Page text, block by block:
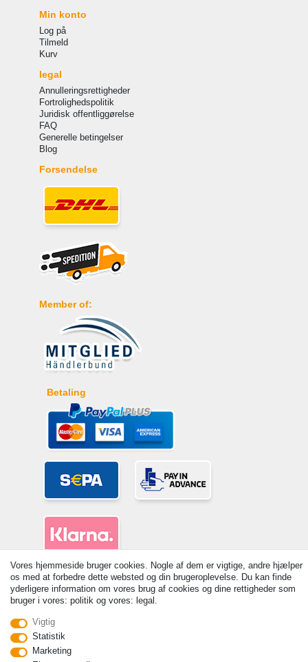
Min konto
Log på
Tilmeld
Kurv
legal
Annulleringsrettigheder
Fortrolighedspolitik
Juridisk offentliggørelse
FAQ
Generelle betingelser
Blog
Forsendelse
Member of:
Betaling
© Copyright 2026 | Alle rettigheder forbeholdes. - Prices incl. VAT. 19%
VAT Basic prices see article detail | * Applies to deliveries to the UK!
Withdraw from contract here
Vores hjemmeside bruger cookies. Nogle af dem er vigtige, andre hjælper
os med at forbedre dette websted og din brugeroplevelse. Du kan finde
yderligere information om vores brug af cookies og dine rettigheder som
bruger i vores: politik og vores: legal.
Vigtig
Statistik
Marketing